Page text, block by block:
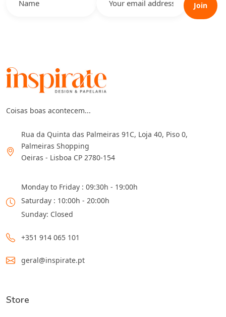
Join
Coisas boas acontecem...
Rua da Quinta das Palmeiras 91C, Loja 40, Piso 0,
Palmeiras Shopping
Oeiras - Lisboa CP 2780-154
Monday to Friday : 09:30h - 19:00h
Saturday : 10:00h - 20:00h
Sunday: Closed
+351 914 065 101
geral@inspirate.pt
Store